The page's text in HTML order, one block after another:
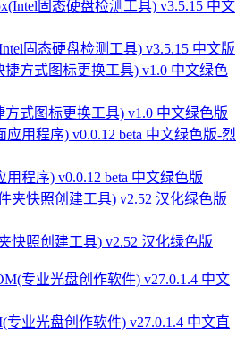
固态硬盘检测工具) v3.5.15 中文版
方式图标更换工具) v1.0 中文绿色版
用程序) v0.0.12 beta 中文绿色版
快照创建工具) v2.52 汉化绿色版
专业光盘创作软件) v27.0.1.4 中文直